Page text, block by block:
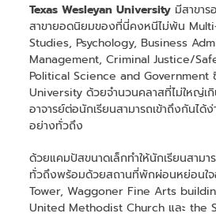
Texas Wesleyan University มีสาขา
สาขายอดนิยมของที่นี่คงหนีไม่พ้น
Studies, Psychology, Business
Management, Criminal Justice/
Political Science and Government
University ด้วยจำนวนคลาสที่ไม่ใหญ่เ
อาจารย์ต่อนักเรียนสามารถเข้าถึงกันได้
อย่างทั่วถึง
ด้วยแคมปัสขนาดเล็กทำให้นักเรียนสามา
ทั่วถึงพร้อมด้วยสถานที่พักผ่อนหย่อนใ
Tower, Waggoner Fine Arts
United Methodist Church และ the